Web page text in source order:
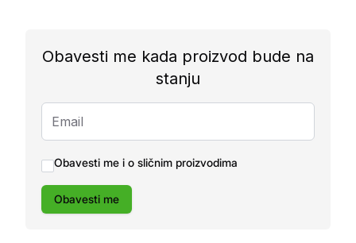
Obavesti me kada proizvod bude na
stanju
Obavesti me i o sličnim proizvodima
Obavesti me